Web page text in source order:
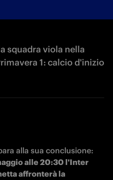
squadra viola nella
1: calcio d'inizio
alla sua conclusione:
alle 20:30 l'Inter
affronterà la